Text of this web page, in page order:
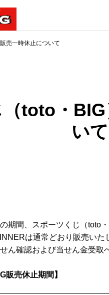
売一時休止について
toto・
いて
期間、スポーツくじ（toto
は通常どおり販売いた
ん確認および当せん金受取
販売休止期間】